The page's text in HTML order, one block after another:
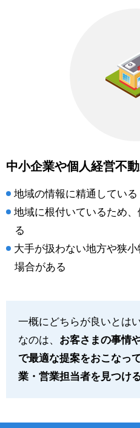
中小企業や個人経営不
地域の情報に精通している
地域に根付いているため
る
大手が扱わない地方や狭
場合がある
一概にどちらが良いとは
なのは、 お客さまの事情
で最適な提案をおこなっ
業・営業担当者を見つけ